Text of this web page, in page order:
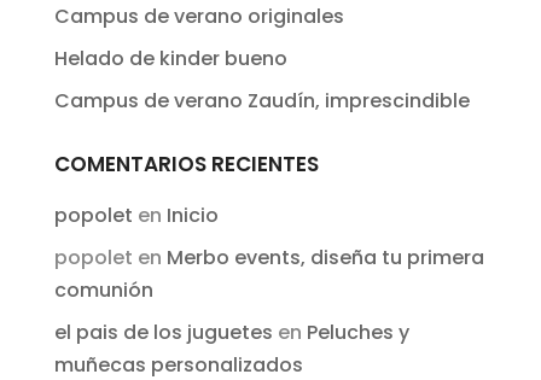
Campus de verano originales
Helado de kinder bueno
Campus de verano Zaudín, imprescindible
COMENTARIOS RECIENTES
popolet en Inicio
popolet en Merbo events, diseña tu primera
comunión
el pais de los juguetes en Peluches y
muñecas personalizados